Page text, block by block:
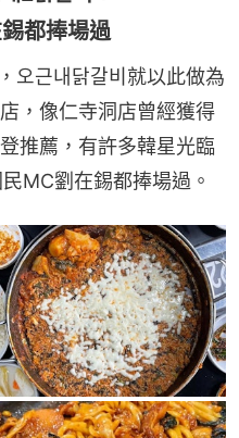
都捧場過
오근내닭갈비就以此做為
，像仁寺洞店曾經獲得
推薦，有許多韓星光臨
MC劉在錫都捧場過。